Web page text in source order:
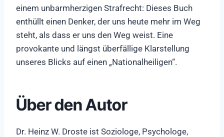
einem unbarmherzigen Strafrecht: Dieses Buch
enthüllt einen Denker, der uns heute mehr im Weg
steht, als dass er uns den Weg weist. Eine
provokante und längst überfällige Klarstellung
unseres Blicks auf einen „Nationalheiligen“.
Über den Autor
Dr. Heinz W. Droste ist Soziologe, Psychologe,